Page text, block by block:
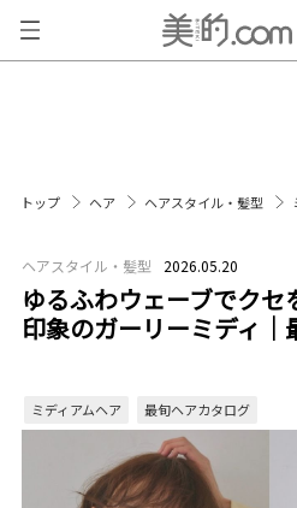
トップ ヘア ヘアスタイル・髪型
ヘアスタイル・髪型 2026.05.20
ゆるふわウェーブでク
印象のガーリーミディ｜
ミディアムヘア 最旬ヘアカタログ